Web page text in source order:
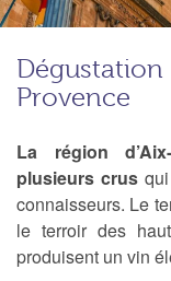
Provence
La région
plusieurs crusqui
connaisseurs. Le
le terroir des
produisent un vin